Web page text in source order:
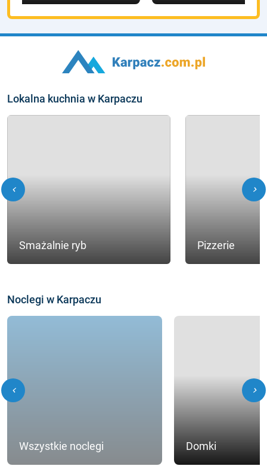
Lokalna kuchnia w Karpaczu
Smażalnie ryb Pizzerie
chevron_left chevron_right
Noclegi w Karpaczu
Wszystkie noclegi Domki
chevron_left chevron_right